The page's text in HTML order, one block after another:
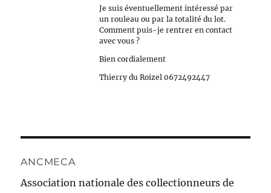
Je suis éventuellement intéressé par
un rouleau ou par la totalité du lot.
Comment puis-je rentrer en contact
avec vous ?
Bien cordialement
Thierry du Roizel 0672492447
ANCMECA
Association nationale des collectionneurs de